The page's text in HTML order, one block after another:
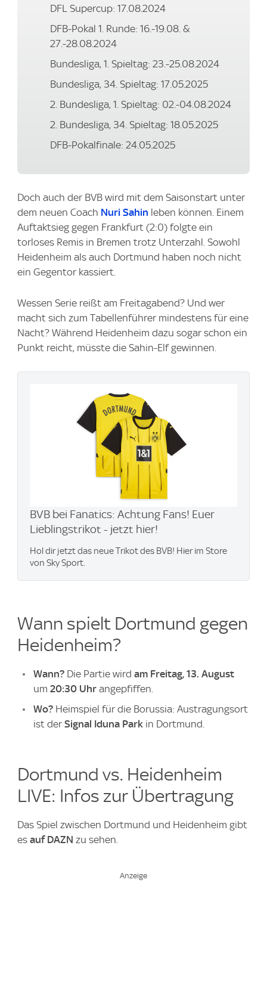
DFL Supercup: 17.08.2024
DFB-Pokal 1. Runde: 16.-19.08. &
27.-28.08.2024
Bundesliga, 1. Spieltag: 23.-25.08.2024
Bundesliga, 34. Spieltag: 17.05.2025
2. Bundesliga, 1. Spieltag: 02.-04.08.2024
2. Bundesliga, 34. Spieltag: 18.05.2025
DFB-Pokalfinale: 24.05.2025
Doch auch der BVB wird mit dem Saisonstart unter
dem neuen Coach Nuri Sahin leben können. Einem
Auftaktsieg gegen Frankfurt (2:0) folgte ein
torloses Remis in Bremen trotz Unterzahl. Sowohl
Heidenheim als auch Dortmund haben noch nicht
ein Gegentor kassiert.
Wessen Serie reißt am Freitagabend? Und wer
macht sich zum Tabellenführer mindestens für eine
Nacht? Während Heidenheim dazu sogar schon ein
Punkt reicht, müsste die Sahin-Elf gewinnen.
BVB bei Fanatics: Achtung Fans! Euer
Lieblingstrikot - jetzt hier!
Hol dir jetzt das neue Trikot des BVB! Hier im Store
von Sky Sport.
Wann spielt Dortmund gegen
Heidenheim?
Wann? Die Partie wird am Freitag, 13. August
um 20:30 Uhr angepfiffen.
Wo? Heimspiel für die Borussia: Austragungsort
ist der Signal Iduna Park in Dortmund.
Dortmund vs. Heidenheim
LIVE: Infos zur Übertragung
Das Spiel zwischen Dortmund und Heidenheim gibt
es auf DAZN zu sehen.